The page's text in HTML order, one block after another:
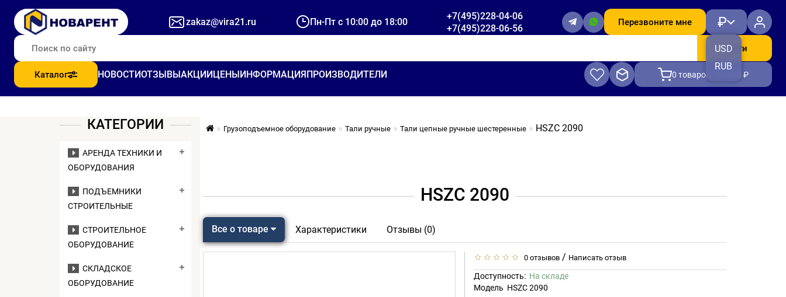
zakaz@vira21.ru Пн-Пт с 10:00 до 18:00
+7(495)228-04-06
+7(495)228-06-56
Перезвоните мне ₽
USD
RUB
Найти
Каталог НОВОСТИОТЗЫВЫАКЦИИЦЕНЫИНФОРМАЦИЯПРОИЗВОДИТЕЛИ 0 товаров, на 0.00 ₽
КАТЕГОРИИ
АРЕНДА ТЕХНИКИ И
ОБОРУДОВАНИЯ
ПОДЪЕМНИКИ
СТРОИТЕЛЬНЫЕ
СТРОИТЕЛЬНОЕ
ОБОРУДОВАНИЕ
СКЛАДСКОЕ
ОБОРУДОВАНИЕ
Грузоподъемное оборудование Тали ручные Тали цепные ручные шестеренные HSZC 2090
HSZC 2090
Все о товаре Характеристики Отзывы (0)
0 отзывов / Написать отзыв
Доступность: На складе
Модель HSZC 2090